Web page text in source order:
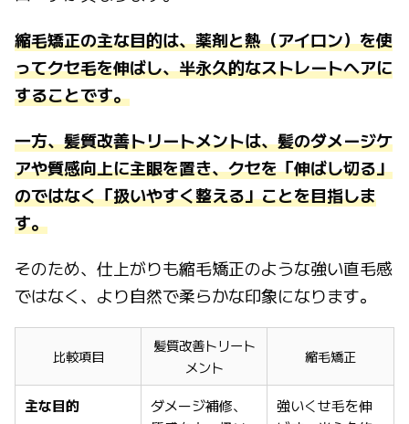
縮毛矯正の主な目的は、薬剤と熱（アイロン）を使
ってクセ毛を伸ばし、半永久的なストレートヘアに
することです。
一方、髪質改善トリートメントは、髪のダメージケ
アや質感向上に主眼を置き、クセを「伸ばし切る」
のではなく「扱いやすく整える」ことを目指しま
す。
そのため、仕上がりも縮毛矯正のような強い直毛感
ではなく、より自然で柔らかな印象になります。
比較項目
髪質改善トリート
メント
縮毛矯正
主な目的
ダメージ補修、
強いくせ毛を伸